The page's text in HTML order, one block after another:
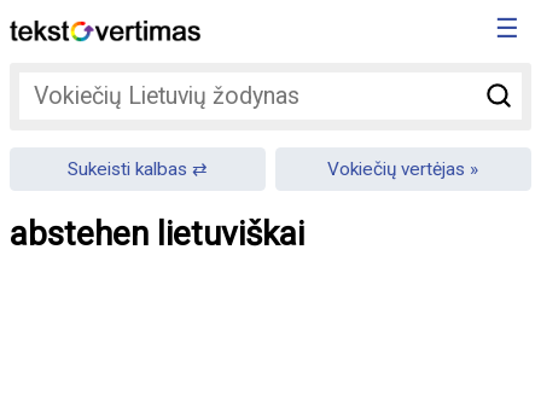
☰
Sukeisti kalbas Vokiečių vertėjas
abstehen lietuviškai